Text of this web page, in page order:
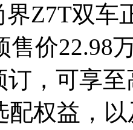
界Z7T双车
售价22.98
订，可享
配权益，